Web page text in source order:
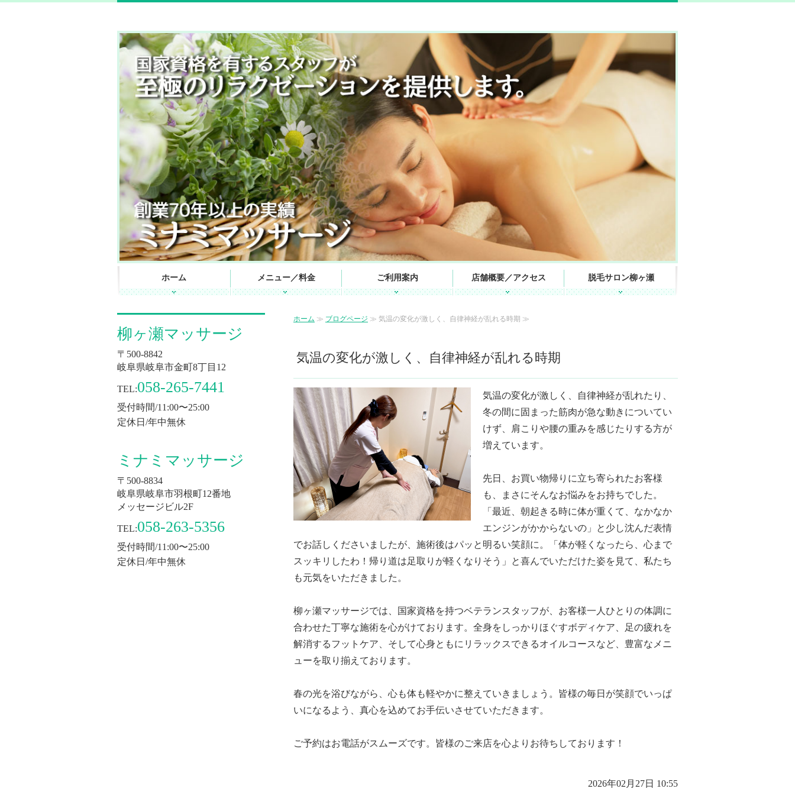
ホーム メニュー／料金 ご利用案内 店舗概要／アクセス 脱毛サロン柳ヶ瀬
ホーム ≫ ブログページ ≫ 気温の変化が激しく、自律神経が乱れる時期 ≫
気温の変化が激しく、自律神経が乱れる時期
気温の変化が激しく、自律神経が乱れたり、
冬の間に固まった筋肉が急な動きについてい
けず、肩こりや腰の重みを感じたりする方が
増えています。
先日、お買い物帰りに立ち寄られたお客様
も、まさにそんなお悩みをお持ちでした。
「最近、朝起きる時に体が重くて、なかなか
エンジンがかからないの」と少し沈んだ表情
でお話しくださいましたが、施術後はパッと明るい笑顔に。「体が軽くなったら、心まで
スッキリしたわ！帰り道は足取りが軽くなりそう」と喜んでいただけた姿を見て、私たち
も元気をいただきました。
柳ヶ瀬マッサージでは、国家資格を持つベテランスタッフが、お客様一人ひとりの体調に
合わせた丁寧な施術を心がけております。全身をしっかりほぐすボディケア、足の疲れを
解消するフットケア、そして心身ともにリラックスできるオイルコースなど、豊富なメニ
ューを取り揃えております。
春の光を浴びながら、心も体も軽やかに整えていきましょう。皆様の毎日が笑顔でいっぱ
いになるよう、真心を込めてお手伝いさせていただきます。
ご予約はお電話がスムーズです。皆様のご来店を心よりお待ちしております！
2026年02月27日 10:55
柳ヶ瀬マッサージ
〒500-8842
岐阜県岐阜市金町8丁目12
TEL:058-265-7441
受付時間/11:00〜25:00
定休日/年中無休
ミナミマッサージ
〒500-8834
岐阜県岐阜市羽根町12番地
メッセージビル2F
TEL:058-263-5356
受付時間/11:00〜25:00
定休日/年中無休